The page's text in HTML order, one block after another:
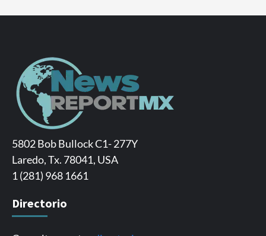
5802 Bob Bullock C1- 277Y
Laredo, Tx. 78041, USA
1 (281) 968 1661
Directorio